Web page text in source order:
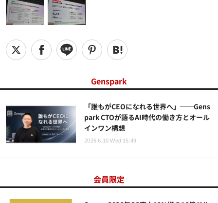
Genspark
「誰もがCEOになれる世界へ」──Gens
park CTOが語るAI時代の働き方とオール
インワン構想
2026.6.10 Wed 15:49
会員限定